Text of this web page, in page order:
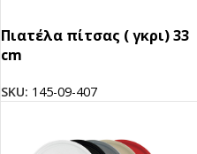
Πιατέλα πίτσας ( γκρι) 33
cm
SKU: 145-09-407